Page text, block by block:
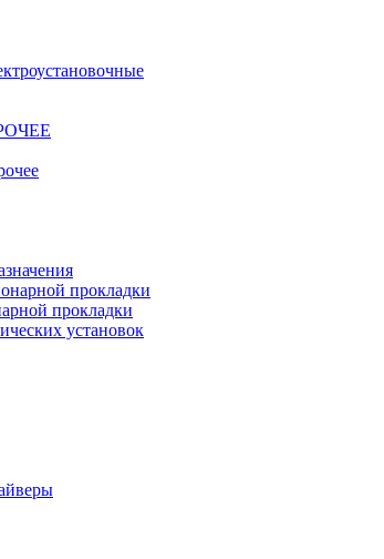
прокладки
прокладки
установок